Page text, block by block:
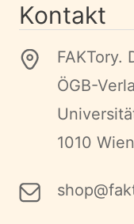
Kontakt
FAKTory.
ÖGB-
1010 Wien